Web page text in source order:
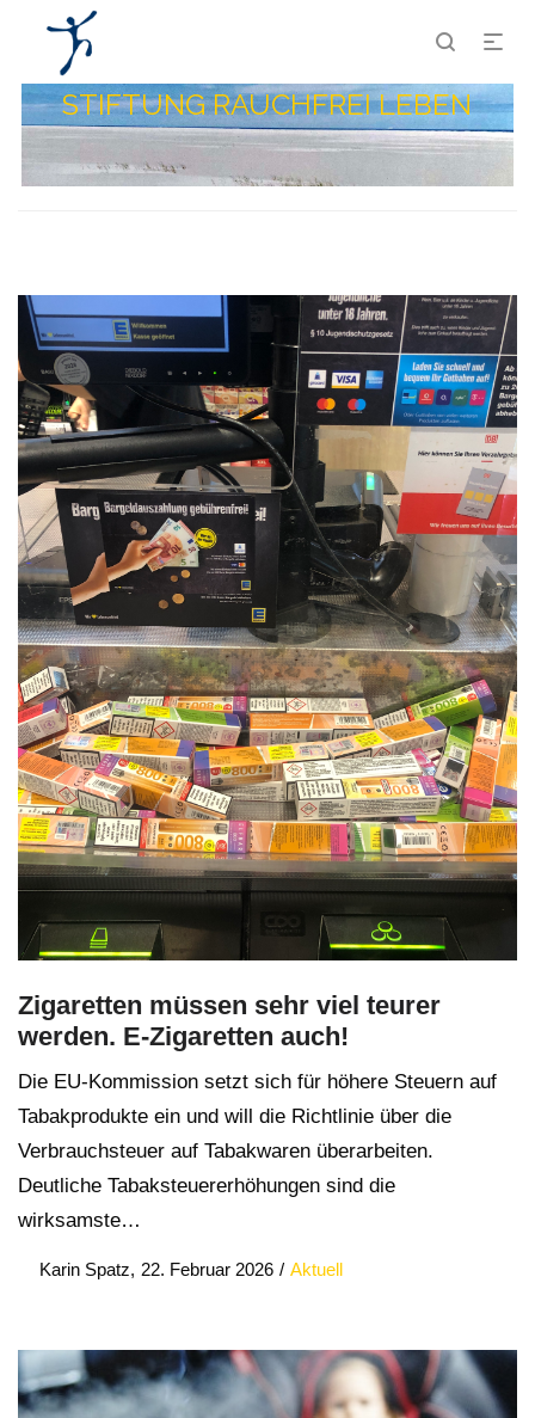
STIFTUNG RAUCHFREI LEBEN
Zigaretten müssen sehr viel teurer
werden. E-Zigaretten auch!
Die EU-Kommission setzt sich für höhere Steuern auf
Tabakprodukte ein und will die Richtlinie über die
Verbrauchsteuer auf Tabakwaren überarbeiten.
Deutliche Tabaksteuererhöhungen sind die
wirksamste…
Karin Spatz
Posted
22. Februar 2026
Posted
Aktuell